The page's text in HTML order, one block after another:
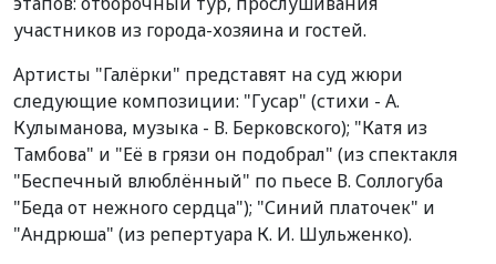
участников из города-хозяина и гостей.
Артисты "Галёрки" представят на суд жюри
следующие композиции: "Гусар" (стихи - А.
Кулыманова, музыка - В. Берковского); "Катя из
Тамбова" и "Её в грязи он подобрал" (из спектакля
"Беспечный влюблённый" по пьесе В. Соллогуба
"Беда от нежного сердца"); "Синий платочек" и
"Андрюша" (из репертуара К. И. Шульженко).